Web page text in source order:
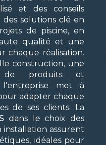
et des conseils
des solutions clé en
de piscine, en
qualité et une
chaque réalisation.
construction, une
de produits et
l'entreprise met à
adapter chaque
de ses clients. La
dans le choix des
installation assurent
idéales pour